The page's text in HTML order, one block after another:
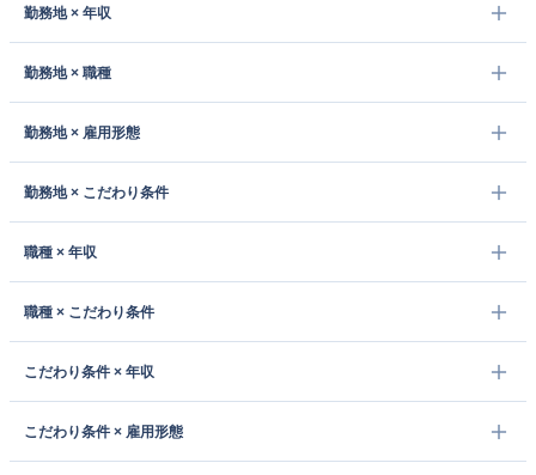
勤務地 × 年収
勤務地 × 職種
勤務地 × 雇用形態
勤務地 × こだわり条件
職種 × 年収
職種 × こだわり条件
こだわり条件 × 年収
こだわり条件 × 雇用形態